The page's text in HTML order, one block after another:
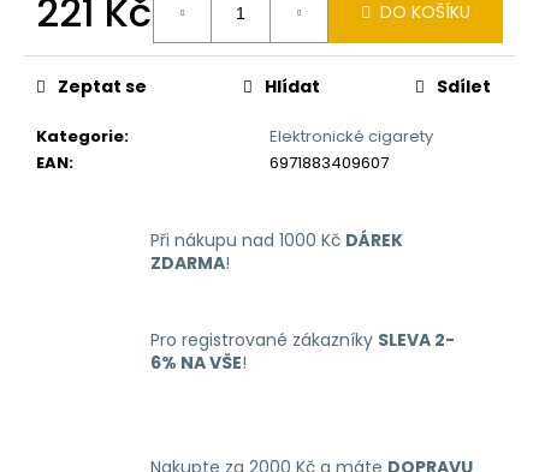
221 Kč
cena:
DO KOŠÍKU
Kategorie:
Elektronické cigarety
EAN: 6971883409607
Zeptat se Hlídat Sdílet
Při nákupu nad 1000 Kč DÁREK
ZDARMA!
Pro registrované zákazníky SLEVA 2-
6% NA VŠE!
Nakupte za 2000 Kč a máte DOPRAVU